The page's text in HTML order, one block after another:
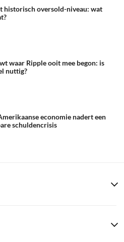
historisch oversold-niveau: wat
waar Ripple ooit mee begon: is
nuttig?
economie nadert een
schuldencrisis